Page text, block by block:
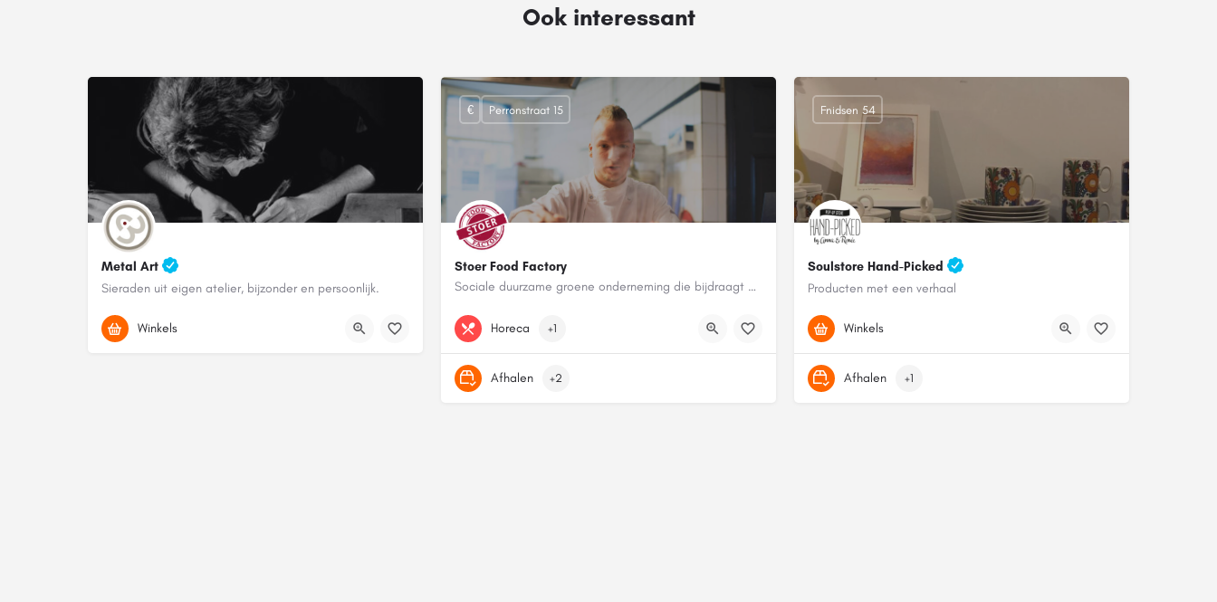
Ook interessant
Metal Art
Sieraden uit eigen atelier, bijzonder en persoonlijk.
072 520 21 12
Winkels
Stoer Food Factory
Sociale duurzame groene onderneming die bijdraagt aan een mooiere wereld
0722203488
€ Perronstraat 15
Horeca +1
Afhalen +2
Soulstore Hand-Picked
Producten met een verhaal
06 28673866
Fnidsen 54
Winkels
Afhalen +1